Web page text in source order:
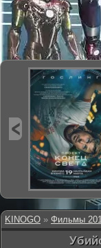
KINOGO » Фильмы